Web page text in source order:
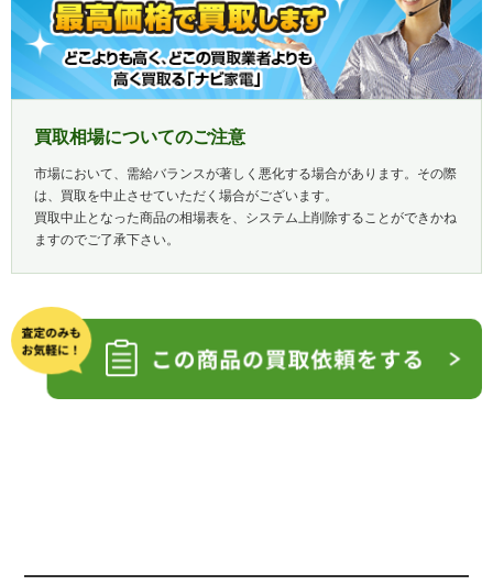
買取相場についてのご注意
市場において、需給バランスが著しく悪化する場合があります。その際
は、買取を中止させていただく場合がございます。
買取中止となった商品の相場表を、システム上削除することができかね
ますのでご了承下さい。